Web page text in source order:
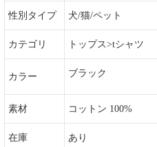
性別タイプ 犬/猫/ペット
カテゴリ トップス>tシャツ
カラー ブラック
素材 コットン 100%
在庫 あり